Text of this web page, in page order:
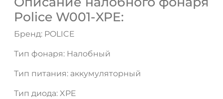
Police W001-XPE:
Бренд: POLICE
Тип фонаря: Налобный
Тип питания: аккумуляторный
Тип диода: XPE